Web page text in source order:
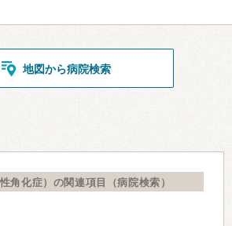
地図から病院検索
角化症）の関連項目（病院検索）